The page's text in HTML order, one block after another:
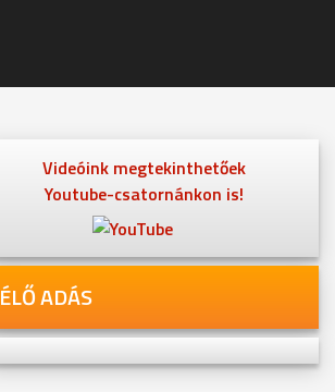
Videóink megtekinthetőek
Youtube-csatornánkon is!
ÉLŐ ADÁS